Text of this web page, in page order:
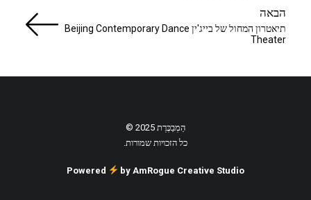
הבאה
תיאטרון המחול של בייג'ין Beijing Contemporary Dance
Theater
הַמְבַכֶּרֶת 2025 ©
כל הזכויות שמורות.
Powered by AmRogue Creative Studio